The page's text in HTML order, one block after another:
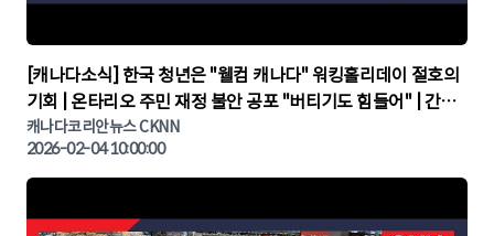
▶
[캐나다소식] 한국 청년은 "웰컴 캐나다" 워킹홀리데이 절호의
기회 | 온타리오 주민 재정 불안 공포 "버티기도 힘들어" | 간추
린 캐나다뉴스 | CKNNEWS, 캐나다코리안뉴스
캐나다코리안뉴스 CKNN
2026-02-04 10:00:00